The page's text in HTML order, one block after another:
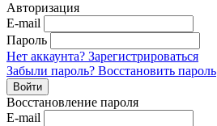
Авторизация
E-mail
Пароль
Нет аккаунта? Зарегистрироваться
Забыли пароль? Восстановить пароль
Восстановление пароля
E-mail